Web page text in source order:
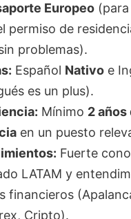
Europeo
permiso de
problemas).
Español Nativo e
es un plus).
Mínimo 2 años
en un puesto
Fuerte
LATAM y
financieros
Cripto).